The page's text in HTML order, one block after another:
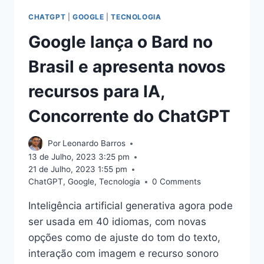
CHATGPT GOOGLE |TECNOLOGIA
Google lança o Bard no
Brasil e apresenta novos
recursos para IA,
Concorrente do ChatGPT
Por Leonardo Barros
13 de Julho, 2023 3:25 pm
21 de Julho, 2023 1:55 pm
ChatGPT, Google, Tecnologia 0 Comments
Inteligência artificial generativa agora pode
ser usada em 40 idiomas, com novas
opções como de ajuste do tom do texto,
interação com imagem e recurso sonoro